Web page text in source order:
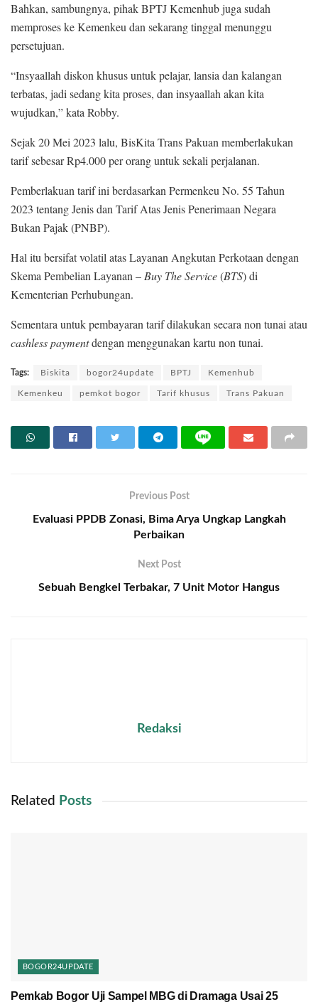
Bahkan, sambungnya, pihak BPTJ Kemenhub juga sudah
memproses ke Kemenkeu dan sekarang tinggal menunggu
persetujuan.
“Insyaallah diskon khusus untuk pelajar, lansia dan kalangan
terbatas, jadi sedang kita proses, dan insyaallah akan kita
wujudkan,” kata Robby.
Sejak 20 Mei 2023 lalu, BisKita Trans Pakuan memberlakukan
tarif sebesar Rp4.000 per orang untuk sekali perjalanan.
Pemberlakuan tarif ini berdasarkan Permenkeu No. 55 Tahun
2023 tentang Jenis dan Tarif Atas Jenis Penerimaan Negara
Bukan Pajak (PNBP).
Hal itu bersifat volatil atas Layanan Angkutan Perkotaan dengan
Skema Pembelian Layanan –Buy The Service(BTS) di
Kementerian Perhubungan.
Sementara untuk pembayaran tarif dilakukan secara non tunai atau
cashless paymentdengan menggunakan kartu non tunai.
Tags: Biskita bogor24update BPTJ Kemenhub
Kemenkeu pemkot bogor Tarif khusus Trans Pakuan
Previous Post
Evaluasi PPDB Zonasi, Bima Arya Ungkap Langkah
Perbaikan
Next Post
Sebuah Bengkel Terbakar, 7 Unit Motor Hangus
Redaksi
Related Posts
BOGOR24UPDATE
Pemkab Bogor Uji Sampel MBG di Dramaga Usai 25